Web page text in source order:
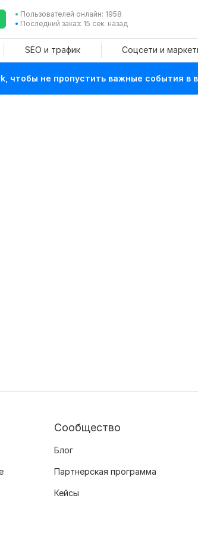
Пользователей онлайн: 1958
Последний заказ: 15 сек. назад
SEO и трафик Соцсети и
чтобы не пропустить важные события в
Сообщество
Блог
Партнерская программа
Кейсы